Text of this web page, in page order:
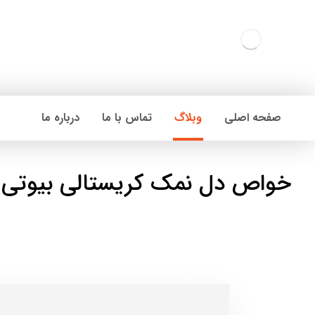
صفحه اصلی وبلاگ تماس با ما درباره ما
خواص دل نمک کریستالی